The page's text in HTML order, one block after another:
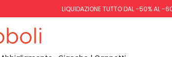
LIQUIDAZIONE TUTTO DAL -50% AL -